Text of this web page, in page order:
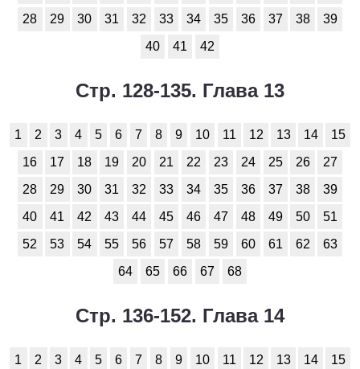
28
29 30 31 32 33 34 35 36 37 38
39
40
41 42
Стр. 128-135. Глава 13
1 2 3 4 5 6 7 8 9 10 11 12 13 14
15
16
17 18 19 20 21 22 23 24 25 26
27
28
29 30 31 32 33 34 35 36 37 38
39
40
41 42 43 44 45 46 47 48 49 50
51
52
53 54 55 56 57 58 59 60 61 62
63
64
65 66 67 68
Стр. 136-152. Глава 14
1 2 3 4 5 6 7 8 9 10 11 12 13 14
15